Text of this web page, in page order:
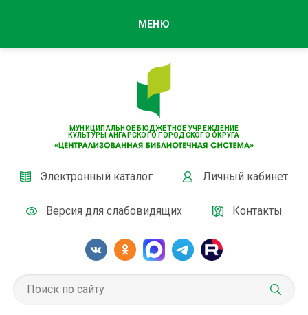
МУНИЦИПАЛЬНОЕ БЮДЖЕТНОЕ УЧРЕЖДЕНИЕ
КУЛЬТУРЫ АНГАРСКОГО ГОРОДСКОГО ОКРУГА
Электронный каталог Личный кабинет
Версия для слабовидящих Контакты
МЕНЮ